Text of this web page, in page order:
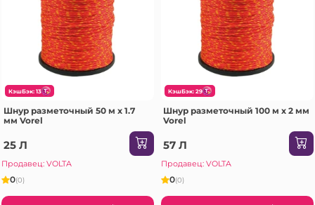
КэшБэк: 13
Шнур разметочный 50 м x 1.7
мм Vorel
25 Л
Продавец: VOLTA
0(0)
КэшБэк: 29
Шнур разметочный 100 м x 2 мм
Vorel
57 Л
Продавец: VOLTA
0(0)